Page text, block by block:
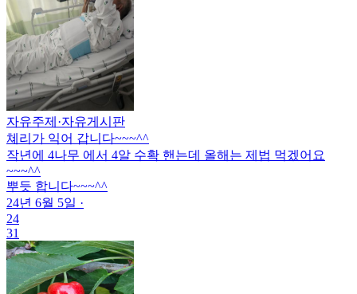
자유주제 ·자유게시판
쳬리가 익어 갑니다~~~^^
작년에 4나무 에서 4알 수확 핸는데 올해는 제법 먹겠어요
~~~^^
뿌듯 합니다~~~^^
24년 6월 5일 ·
24
31